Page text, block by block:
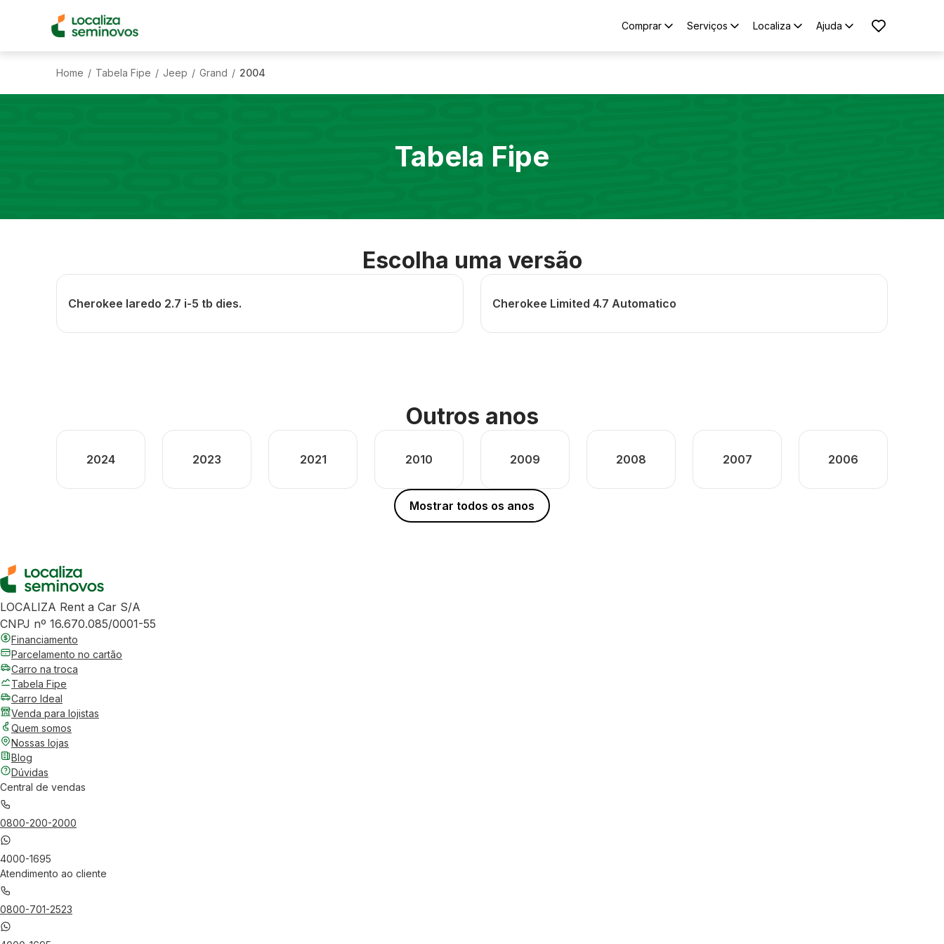
Comprar Serviços Localiza Ajuda
Home / Tabela Fipe / Jeep / Grand / 2004
Tabela Fipe
Escolha uma versão
Cherokee laredo 2.7 i-5 tb dies. Cherokee Limited 4.7 Automatico
Outros anos
2024 2023 2021 2010 2009 2008 2007 2006
Mostrar todos os anos
LOCALIZA Rent a Car S/A
CNPJ nº 16.670.085/0001-55
Financiamento
Parcelamento no cartão
Carro na troca
Tabela Fipe
Carro Ideal
Venda para lojistas
Quem somos
Nossas lojas
Blog
Dúvidas
Central de vendas
0800-200-2000
4000-1695
Atendimento ao cliente
0800-701-2523